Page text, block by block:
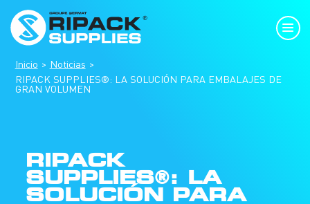
Inicio
Noticias
RIPACK SUPPLIES®: LA SOLUCIÓN PARA EMBALAJES DE
GRAN VOLUMEN
RIPACK
SUPPLIES®: LA
SOLUCIÓN PARA